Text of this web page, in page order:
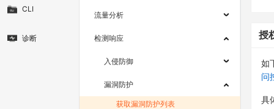
CLI
诊断
流量分析
检测响应
入侵防御
漏洞防护
获取漏洞防护列表
授
如
问
具